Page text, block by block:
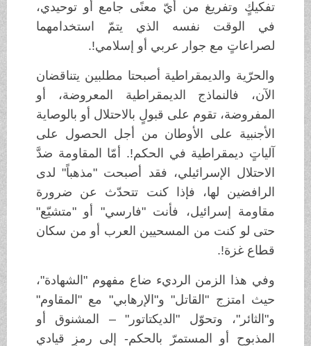
تفكيكٍ وتفريغ من أيّ معنًى جامع أو توحيدي،
في الوقت نفسه الذي يتمّ استخدامهما
لصراعاتٍ مع جوار عربي أو إسلامي!.
والحرّية والديمقراطية أصبحتا مطلبين يتناقضان
الآن، فالنماذج الديمقراطية المعروضة، أو
المفروضة، تقوم على قبولٍ بالاحتلال أو بالوصاية
الأجنبية على الأوطان من أجل الحصول على
آلياتٍ ديمقراطية في الحكم!. أمّا المقاومة ضدَّ
الاحتلال الإسرائيلي، فقد أصبحت "مذهباً" لدى
الرافضين لها، فإذا كنت تتحدّث عن ضرورة
مقاومة إسرائيل، فأنت "فارسي" أو "متشيّع"
حتى لو كنت من المسحيين العرب أو من سكان
قطاع غزة!.
وفي هذا الزمن الرديء ضاع مفهوم "الشهادة"،
حيث امتزج "القاتل" و"الإرهابي" مع "المقاوم"
و"الثائر"، وتحوّل "الديكتاتور" – المشنوق أو
المذبوح أو المستمرّ بالحكم- إلى رمزٍ قيادي